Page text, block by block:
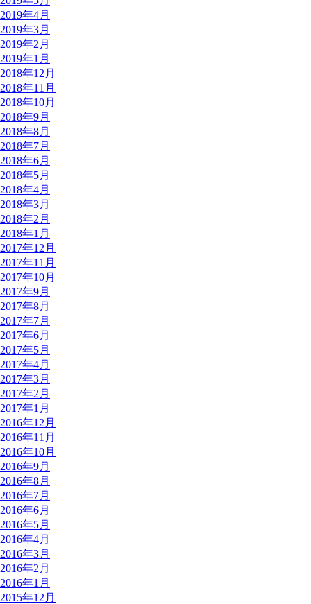
2019年4月
2019年3月
2019年2月
2019年1月
2018年12月
2018年11月
2018年10月
2018年9月
2018年8月
2018年7月
2018年6月
2018年5月
2018年4月
2018年3月
2018年2月
2018年1月
2017年12月
2017年11月
2017年10月
2017年9月
2017年8月
2017年7月
2017年6月
2017年5月
2017年4月
2017年3月
2017年2月
2017年1月
2016年12月
2016年11月
2016年10月
2016年9月
2016年8月
2016年7月
2016年6月
2016年5月
2016年4月
2016年3月
2016年2月
2016年1月
2015年12月